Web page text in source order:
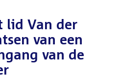
lid Van der
van een
van de